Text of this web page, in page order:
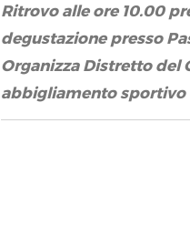
Ritrovo alle ore 10.00
degustazione presso
Organizza Distretto del
abbigliamento sportivo